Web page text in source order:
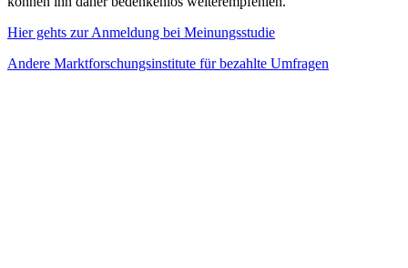
Hier gehts zur Anmeldung bei Meinungsstudie
Andere Marktforschungsinstitute für bezahlte Umfragen